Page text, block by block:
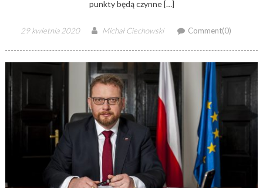
punkty będą czynne […]
Posted
29 kwietnia 2020 Author
Michał Ciechowski Comment(0)